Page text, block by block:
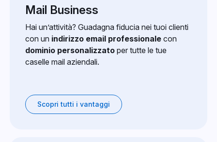
Mail Business
Hai un’attività? Guadagna fiducia nei tuoi clienti
con un indirizzo email professionale con
dominio personalizzato per tutte le tue
caselle mail aziendali.
Scopri tutti i vantaggi